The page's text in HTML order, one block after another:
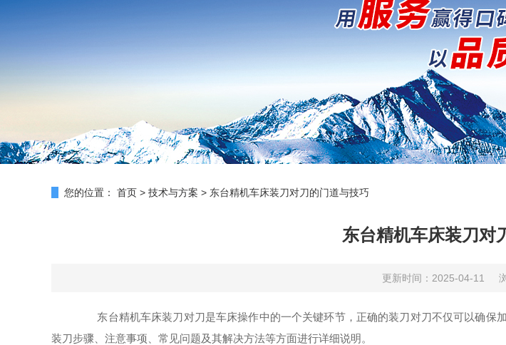
您的位置： 首页 > 技术与方案 > 东台精机车床装刀对刀的门道与技巧
东台精机车床装刀对
更新时间：2025-04-11
东台精机车床装刀对刀是车床操作中的一个关键环节，正确的装刀对刀不仅可以确保
装刀步骤、注意事项、常见问题及其解决方法等方面进行详细说明。